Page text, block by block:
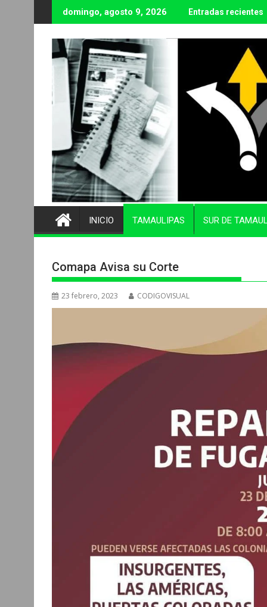
al
contenido
domingo, agosto 9, 2026 Entradas recientes
INICIO TAMAULIPAS SUR DE
Comapa Avisa su Corte
23 febrero, 2023 CODIGOVISUAL